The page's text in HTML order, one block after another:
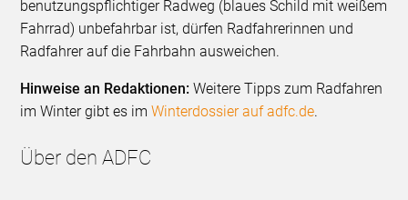
benutzungspflichtiger Radweg (blaues Schild mit weißem
Fahrrad) unbefahrbar ist, dürfen Radfahrerinnen und
Radfahrer auf die Fahrbahn ausweichen.
Hinweise an Redaktionen: Weitere Tipps zum Radfahren
im Winter gibt es imWinterdossier auf adfc.de.
Über den ADFC